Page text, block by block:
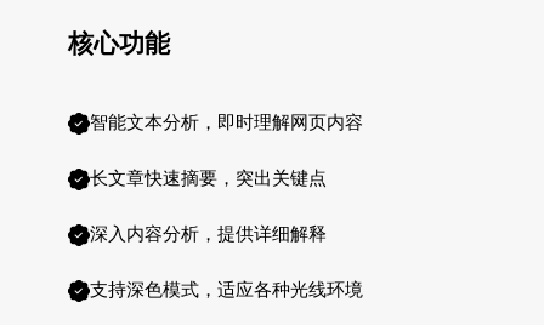
核心功能
智能文本分析，即时理解网页内容
长文章快速摘要，突出关键点
深入内容分析，提供详细解释
支持深色模式，适应各种光线环境